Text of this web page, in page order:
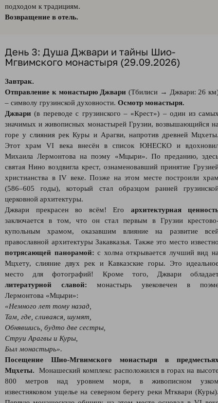
подходом к традициям.
Возвращение в отель.
День 3: Душа Джвари и тайны Шио-
Мгвимского монастыря (29.09.2026)
Завтрак.
Отправление к монастырю Джвари (Тбилиси → Джвари: 26
– символу грузинской духовности. Осмотр монастыря.
Джвари (в переводе с грузинского – «Крест») – один из
значимых и живописных монастырей Грузии, возвышающийся
горе у слияния рек Куры и Арагви, напротив древней
Этот храм VI века внесён в список ЮНЕСКО и
Михаила Лермонтова на поэму «Мцыри». По преданию,
святая Нино воздвигла крест, ознаменовавший принятие
христианства в IV веке. Позже на этом месте построили
(586–605 годы), который стал образцом ранней
церковной архитектуры.
Джвари прекрасен во всём! Его архитектурная
заключается в том, что он стал первым в Грузии
купольным храмом, оказавшим влияние на развитие
православной архитектуры Закавказья. Также это место
потрясающей панорамой: с холма открывается лучший вид
Мцхету, слияние двух рек и Кавказские горы. Это
место для фотографий! Кроме того, Джвари
литературной славой: монастырь увековечен в
Лермонтова «Мцыри»:
«Немного лет тому назад,
Там, где, сливаяся, шумят,
Обнявшись, будто две сестры,
Струи Арагвы и Куры,
Был монастырь».
Посещение Шио-Мгвимского монастыря в
Мцхеты. Монашеский комплекс расположился в горах на
800 метров над уровнем моря, в живописном
известняковом ущелье на северном берегу реки Мтквари